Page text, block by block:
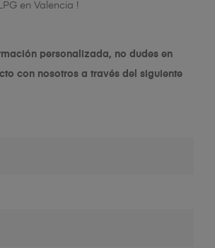
en Valencia !
personalizada, no dudes en
con nosotros a través del siguiente